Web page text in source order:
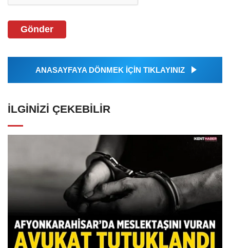
Gönder
ANASAYFAYA DÖNMEK İÇİN TIKLAYINIZ
İLGINIZI ÇEKEBILIR